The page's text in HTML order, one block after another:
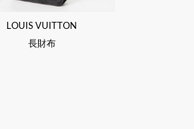
LOUIS VUITTON
長財布